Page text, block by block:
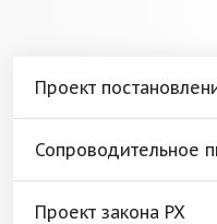
Проект
Сопроводительное
Проект закона РХ